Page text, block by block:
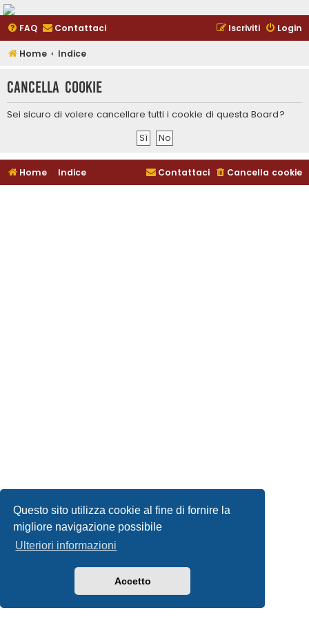
Questo sito utilizza cookie al fine di fornire la
migliore navigazione possibile
Ulteriori informazioni
Accetto
FAQ Contattaci Login
Iscriviti
Home Indice
Cancella cookie
Sei sicuro di volere cancellare tutti i cookie di questa Board?
Home Indice Cancella cookie
Contattaci